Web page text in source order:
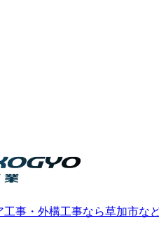
事・外構工事なら草加市な